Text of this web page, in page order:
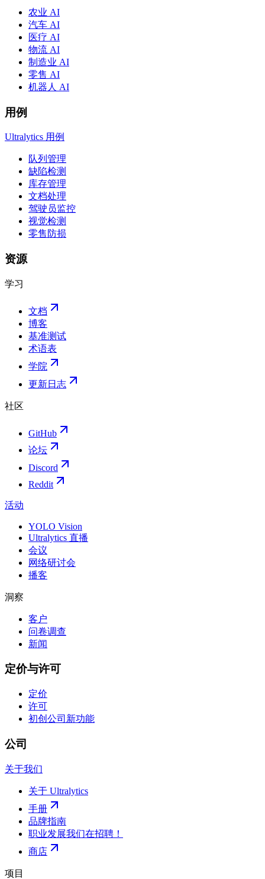
农业 AI
汽车 AI
医疗 AI
物流 AI
制造业 AI
零售 AI
机器人 AI
用例
Ultralytics 用例
队列管理
缺陷检测
库存管理
文档处理
驾驶员监控
视觉检测
零售防损
资源
学习
文档
博客
基准测试
术语表
学院
更新日志
社区
GitHub
论坛
Discord
Reddit
活动
YOLO Vision
Ultralytics 直播
会议
网络研讨会
播客
洞察
客户
问卷调查
新闻
定价与许可
定价
许可
初创公司 新功能
公司
关于我们
关于 Ultralytics
手册
品牌指南
职业发展我们在招聘！
商店
项目